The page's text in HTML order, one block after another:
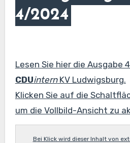
4/2024
Lesen Sie hier die Ausgabe
CDUinternKV Ludwigsburg.
Klicken Sie auf die
um die Vollbild-Ansicht zu
Bei Klick wird dieser Inhalt von externen Servern geladen.